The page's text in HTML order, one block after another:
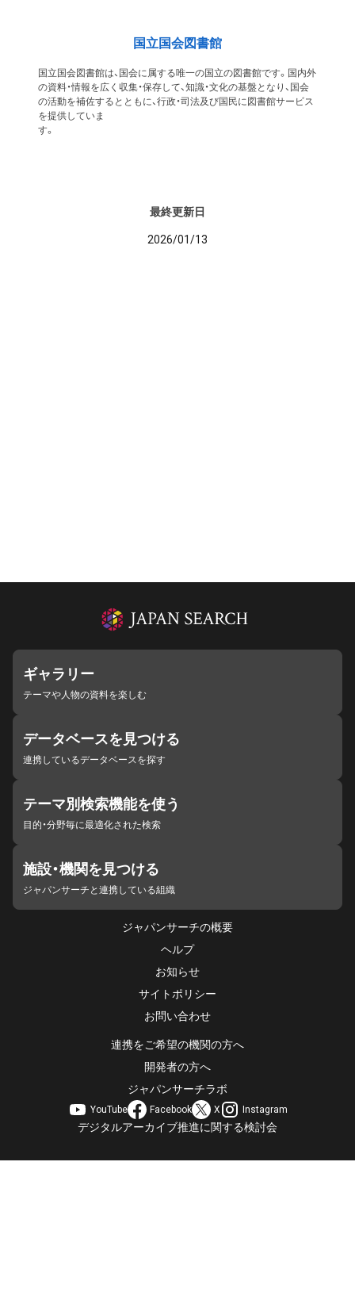
国立国会図書館
国立国会図書館は、国会に属する唯一の国立の図書館です。国内外
の資料・情報を広く収集・保存して、知識・文化の基盤となり、国会
の活動を補佐するとともに、行政・司法及び国民に図書館サービス
を提供していま
す
最終更新日
2026/01/13
ギャラリー
テーマや人物の資料を楽しむ
データベースを見つける
連携しているデータベースを探す
テーマ別検索機能を使う
目的・分野毎に最適化された検索
施設・機関を見つける
ジャパンサーチと連携している組織
ジャパンサーチの概要
ヘルプ
お知らせ
サイトポリシー
お問い合わせ
連携をご希望の機関の方へ
開発者の方へ
ジャパンサーチラボ
YouTube Facebook X Instagram
デジタルアーカイブ推進に関する検討会